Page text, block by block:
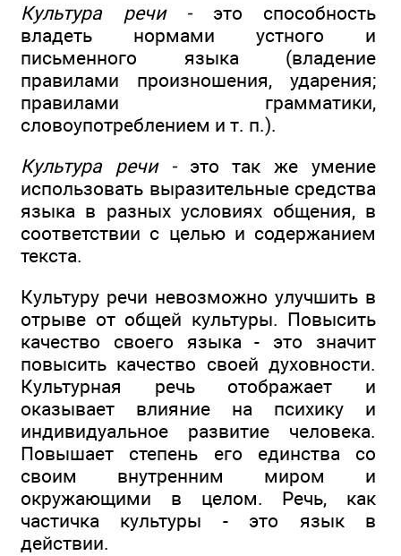
Культура речи -это способность
владеть нормами устного и
письменного языка (владение
правилами произношения, ударения;
правилами грамматики,
словоупотреблением и т. п.).
Культура речи -это так же умение
использовать выразительные средства
языка в разных условиях общения, в
соответствии с целью и содержанием
текста.
Культуру речи невозможно улучшить в
отрыве от общей культуры. Повысить
качество своего языка - это значит
повысить качество своей духовности.
Культурная речь отображает и
оказывает влияние на психику и
индивидуальное развитие человека.
Повышает степень его единства со
своим внутренним миром и
окружающими в целом. Речь, как
частичка культуры - это язык в
действии.